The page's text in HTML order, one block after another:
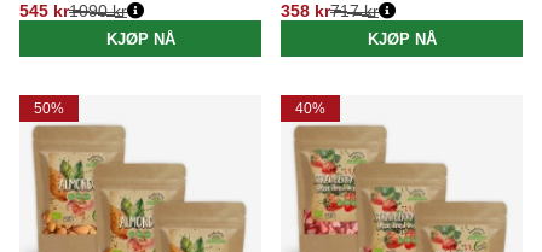
545 kr
Vanlig pris:
1090 kr
KJØP NÅ
358 kr
Vanlig pris:
717 kr
KJØP NÅ
50% 40%